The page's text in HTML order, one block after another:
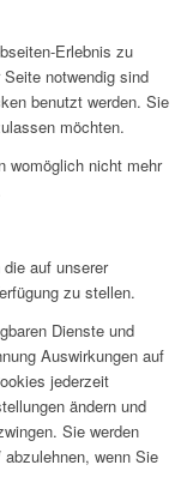
Erlebnis zu
notwendig sind
benutzt werden. Sie
möchten.
womöglich nicht mehr
auf unserer
zu stellen.
Dienste und
Auswirkungen auf
jederzeit
ändern und
Sie werden
wenn Sie